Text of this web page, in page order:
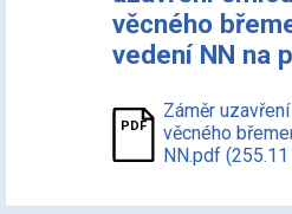
věcného
vedení NN na
Záměr
věcného
NN.pdf (255.11